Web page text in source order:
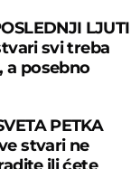
LJUTI
svi treba
a posebno
PETKA
stvari ne
ili ćete